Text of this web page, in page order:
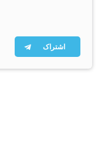
اشتراک